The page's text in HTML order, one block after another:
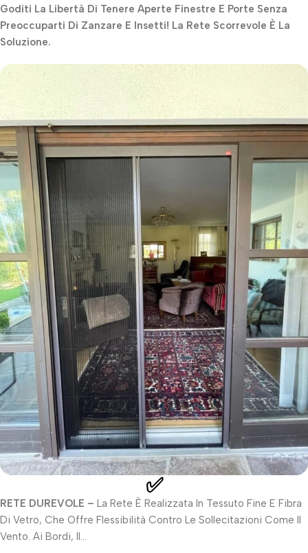
Goditi La Libertà Di Tenere Aperte Finestre E Porte Senza
Preoccuparti Di Zanzare E Insetti! La Rete Scorrevole È La
Soluzione.
✅
RETE DUREVOLE – La Rete È Realizzata In Tessuto Fine E Fibra
Di Vetro, Che Offre Flessibilità Contro Le Sollecitazioni Come Il
Vento. Ai Bordi, Il…